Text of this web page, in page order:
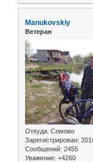
Manukovskiy
Ветеран
Откуда: Сомово
Зарегистрирован:
Сообщений: 2455
Уважение: +4260